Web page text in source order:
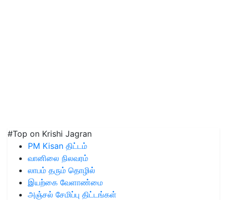
#Top on Krishi Jagran
PM Kisan திட்டம்
வானிலை நிலவரம்
லாபம் தரும் தொழில்
இயற்கை வேளாண்மை
அஞ்சல் சேமிப்பு திட்டங்கள்